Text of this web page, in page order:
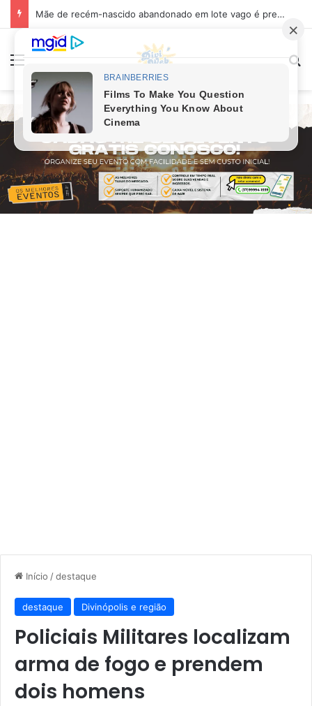
Mãe de recém-nascido abandonado em lote vago é presa em Sabará
Menu
Início /destaque
destaque Divinópolis e região
Policiais Militares localizam
arma de fogo e prendem
dois homens